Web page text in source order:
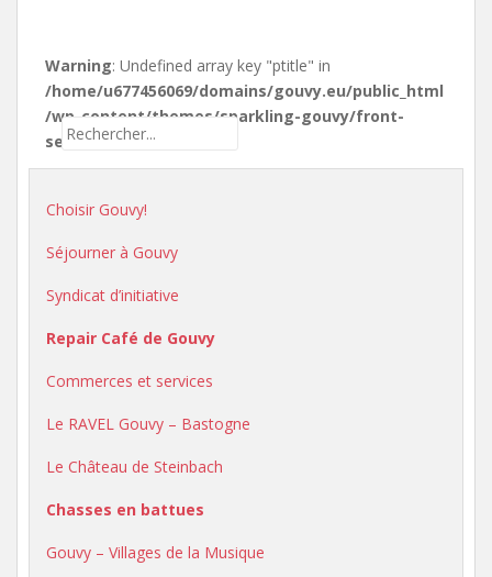
Warning: Undefined array key "ptitle" in
/home/u677456069/domains/gouvy.eu/public_html
/wp-content/themes/sparkling-gouvy/front-
search.phpon line
Choisir Gouvy!
Séjourner à Gouvy
Syndicat d’initiative
Repair Café de Gouvy
Commerces et services
Le RAVEL Gouvy – Bastogne
Le Château de Steinbach
Chasses en battues
Gouvy – Villages de la Musique